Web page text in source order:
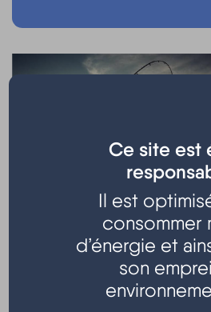
Sortie pêche organisée par la
RDV à la Capitainerie - Hourtin port
Renseignements :06 07 96 24 12
Ce site est
Il est
consommer
d’énergie et
son